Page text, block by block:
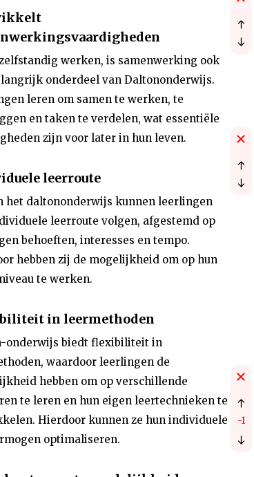
werken, is samenwerking ook
onderdeel van Daltononderwijs.
leren om samen te werken, te
en taken te verdelen, wat essentiële
zijn voor later in hun leven.
leerroute
het daltononderwijs kunnen leerlingen
leerroute volgen, afgestemd op
behoeften, interesses en tempo.
hebben zij de mogelijkheid om op hun
te werken.
in leermethoden
onderwijs biedt flexibiliteit in
waardoor leerlingen de
hebben om op verschillende
te leren en hun eigen leertechnieken te
Hierdoor kunnen ze hun individuele
optimaliseren.
-1